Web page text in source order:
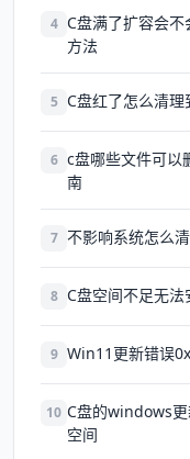
4 C盘满了扩容会
方法
5 C盘红了怎么清
6 c盘哪些文件可以
南
7 不影响系统怎么
8 C盘空间不足无
9 Win11更新错误
10 C盘的windows
空间